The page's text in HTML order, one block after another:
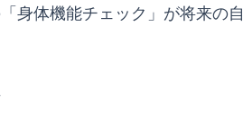
身体機能チェック」が将来の自